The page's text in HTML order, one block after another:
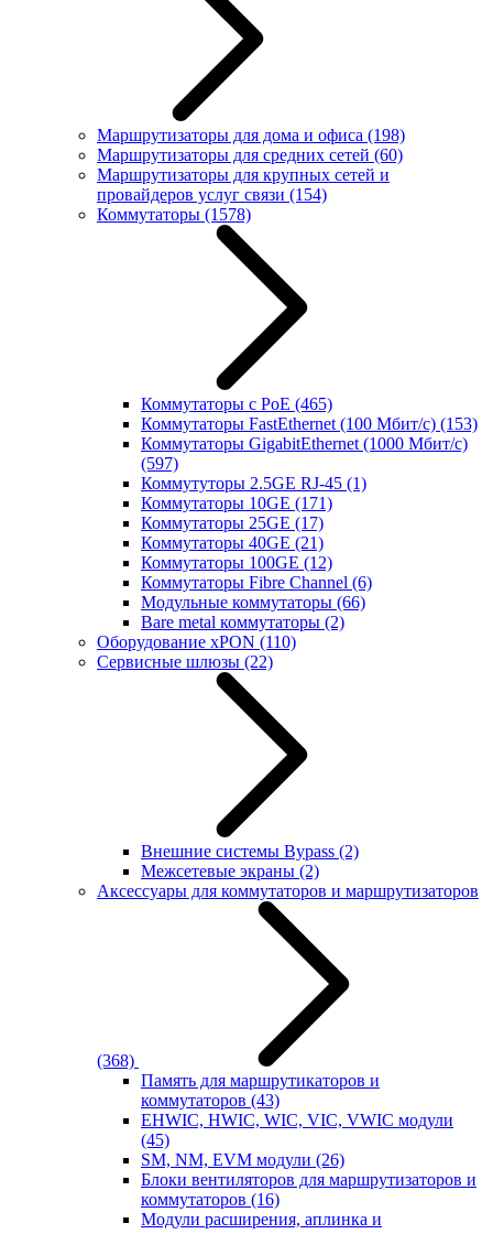
Маршрутизаторы для дома и офиса (198)
Маршрутизаторы для средних сетей (60)
Маршрутизаторы для крупных сетей и
провайдеров услуг связи (154)
Коммутаторы (1578)
Коммутаторы с PoE (465)
Коммутаторы FastEthernet (100 Мбит/с) (153)
Коммутаторы GigabitEthernet (1000 Мбит/с)
(597)
Коммутуторы 2.5GE RJ-45 (1)
Коммутаторы 10GE (171)
Коммутаторы 25GE (17)
Коммутаторы 40GE (21)
Коммутаторы 100GE (12)
Коммутаторы Fibre Channel (6)
Модульные коммутаторы (66)
Bare metal коммутаторы (2)
Оборудование xPON (110)
Сервисные шлюзы (22)
Внешние системы Bypass (2)
Межсетевые экраны (2)
Аксессуары для коммутаторов и маршрутизаторов
(368)
Память для маршрутикаторов и
коммутаторов (43)
EHWIC, HWIC, WIC, VIC, VWIC модули
(45)
SM, NM, EVM модули (26)
Блоки вентиляторов для маршрутизаторов и
коммутаторов (16)
Модули расширения, аплинка и